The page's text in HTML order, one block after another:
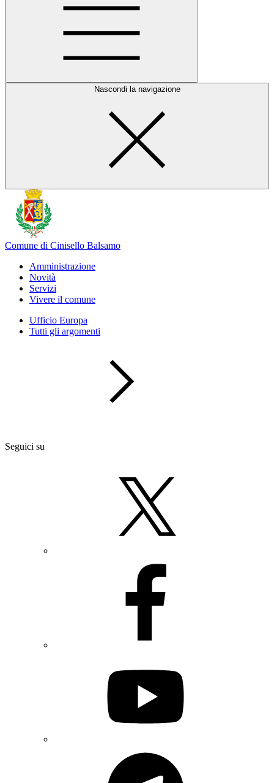
Nascondi la navigazione
Comune di Cinisello Balsamo
Amministrazione
Novità
Servizi
Vivere il comune
Ufficio Europa
Tutti gli argomenti
Seguici su